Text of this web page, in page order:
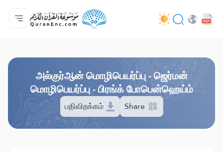
முகப்பு
மொழிபெயர்ப்பு அட்டவணை
Audio
வடிவமைப்போரின் பணிகள் - API
வேலைத் திட்டம் தொடர்பாக
எம்மோடு தொடர்புகொள்ள
மொழி
அல்குர்ஆன் மொழிபெயர்ப்பு - ஜெர்மன்
மொழிபெயர்ப்பு - பிரங்க் போபென்ஹெய்ம்
பதிவிறக்கம் Share